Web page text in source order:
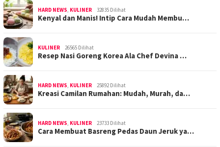
HARD NEWS, KULINER 32835 Dilihat
Kenyal dan Manis! Intip Cara Mudah Membu…
KULINER 26565 Dilihat
Resep Nasi Goreng Korea Ala Chef Devina …
HARD NEWS, KULINER 25892 Dilihat
Kreasi Camilan Rumahan: Mudah, Murah, da…
HARD NEWS, KULINER 23733 Dilihat
Cara Membuat Basreng Pedas Daun Jeruk ya…